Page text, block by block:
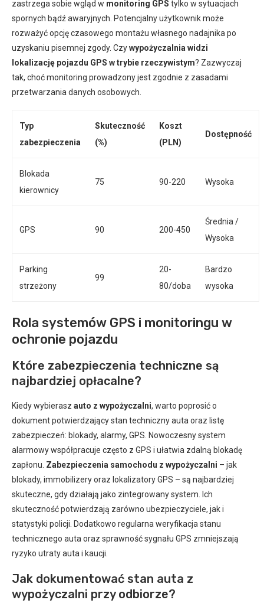
zastrzega sobie wgląd w monitoring GPS tylko w sytuacjach
spornych bądź awaryjnych. Potencjalny użytkownik może
rozważyć opcję czasowego montażu własnego nadajnika po
uzyskaniu pisemnej zgody. Czywypożyczalnia widzi
lokalizację pojazdu GPS w trybie rzeczywistym? Zazwyczaj
tak, choć monitoring prowadzony jest zgodnie z zasadami
przetwarzania danych osobowych.
Typ
zabezpieczenia
Skuteczność
(%)
Koszt
(PLN)
Dostępność
Blokada
kierownicy
75 90-220 Wysoka
GPS 90 200-450
Średnia /
Wysoka
Parking
strzeżony
99
20-
80/doba
Bardzo
wysoka
Rola systemów GPS i monitoringu w
ochronie pojazdu
Które zabezpieczenia techniczne są
najbardziej opłacalne?
Kiedy wybierasz auto z wypożyczalni, warto poprosić o
dokument potwierdzający stan techniczny auta oraz listę
zabezpieczeń: blokady, alarmy, GPS. Nowoczesny system
alarmowy współpracuje często z GPS i ułatwia zdalną blokadę
zapłonu. Zabezpieczenia samochodu z wypożyczalni – jak
blokady, immobilizery oraz lokalizatory GPS – są najbardziej
skuteczne, gdy działają jako zintegrowany system. Ich
skuteczność potwierdzają zarówno ubezpieczyciele, jak i
statystyki policji. Dodatkowo regularna weryfikacja stanu
technicznego auta oraz sprawność sygnału GPS zmniejszają
ryzyko utraty auta i kaucji.
Jak dokumentować stan auta z
wypożyczalni przy odbiorze?